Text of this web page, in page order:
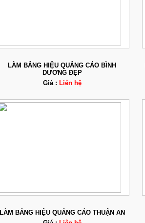
LÀM BẢNG HIỆU QUẢNG CÁO BÌNH
DƯƠNG ĐẸP
Giá : Liên hệ
LÀM BẢNG HIỆU QUẢNG CÁO THUẬN AN